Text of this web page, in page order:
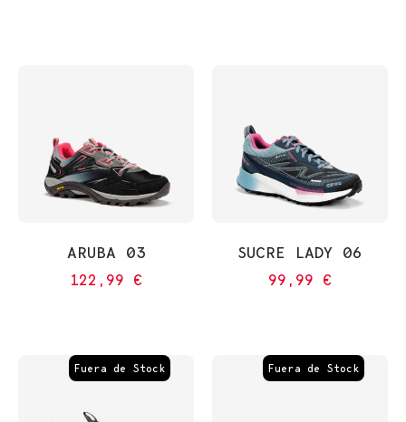
ARUBA 03
122,99 €
SUCRE LADY 06
99,99 €
Fuera de Stock Fuera de Stock